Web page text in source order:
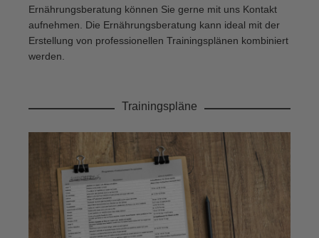
Ernährungsberatung können Sie gerne mit uns Kontakt
aufnehmen. Die Ernährungsberatung kann ideal mit der
Erstellung von professionellen Trainingsplänen kombiniert
werden.
Trainingspläne